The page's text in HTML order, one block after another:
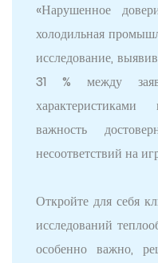
«Нарушенное
холодильная
исследование,
31 % между
важность
несоответствий на
Откройте для себя
исследований
особенно важно,